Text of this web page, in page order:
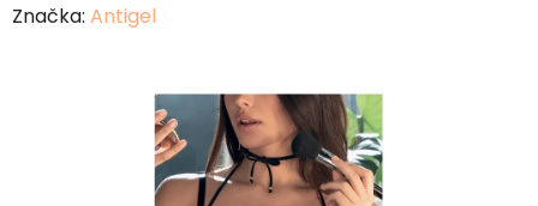
hodnotenie
Značka: Antigel